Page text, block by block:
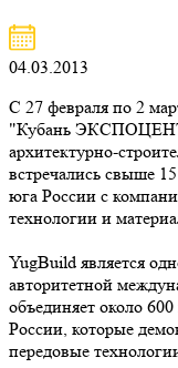
04.03.2013
С 27 февраля по 2
"Кубань
архитектурно-
встречались свыше
юга России с
технологии и
YugBuild является
авторитетной
объединяет около
России, которые
передовые